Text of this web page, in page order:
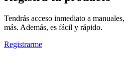
Tendrás acceso inmediato a
más. Además, es fácil y rápido.
Registrarme